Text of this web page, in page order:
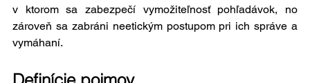
v ktorom sa zabezpečí vymožiteľnosť pohľadávok, no
zároveň sa zabráni neetickým postupom pri ich správe a
vymáhaní.